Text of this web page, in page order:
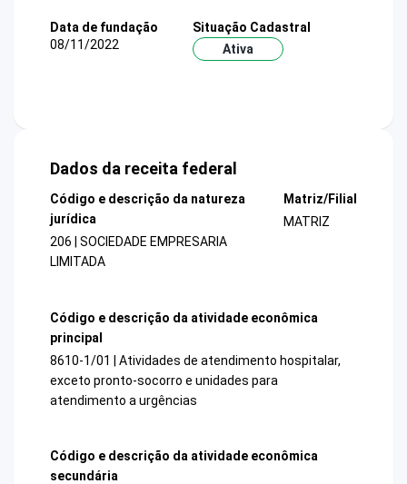
Data de fundação
08/11/2022
Situação Cadastral
Ativa
Dados da receita federal
Código e descrição da natureza
jurídica
206 | SOCIEDADE EMPRESARIA
LIMITADA
Matriz/Filial
MATRIZ
Código e descrição da atividade econômica
principal
8610-1/01 | Atividades de atendimento hospitalar,
exceto pronto-socorro e unidades para
atendimento a urgências
Código e descrição da atividade econômica
secundária